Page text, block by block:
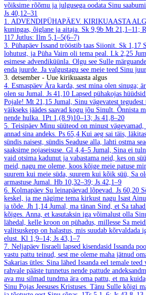
võiksime rõõmu ja julgusega oodata Sinu
Js 40,12–31
1. ADVENDIPÜHAPÄEV. KIRIKUAASTA
kuningas, õiglane ja aitaja. Sk 9,9b Mt 21,1–11;
117 Jutlus: Ilm 5,1–5(6–7)
3. Pühapäev Issand trööstib taas Siionit. Sk 1,17
lohutust, ja Püha Vaim oli tema peal. Lk 2,25
esimese advendiküünla. Olgu see Sulle
enda juurde. Ja valgustagu see meie teed Sinu
3. detsember - Uue kirikuaasta algus
4. Esmaspäev Ära karda, sest mina olen sinuga;
olen su Jumal. Js 41,10 Lapsed pühakojas
Pojale! Mt 21,15 Jumal, Sinu vägevatest
väikseks jäädes saavad kogu jõu Sinult. Õnnista
nende hulka. 1Pt 1,(8.9)10–13; Js 41,8–20
5. Teisipäev Minu süüteod on minust vägevamad,
annad sina andeks. Ps 65,4 Kui aeg sai täis,
sündis naisest, sündis Seaduse alla, lahti ostma
saaksime pojaseisuse. Gl 4,4–5 Jumal, Sina ei
vaid otsima kadunut ja vabastama neid, kes on
meid, nagu me oleme, koos kõige meie patuse
suurem kui meie süda, suurem kui kõik süü, Sa
armastuse Jumal. Hb 10,32–39; Js 42,1–9
6. Kolmapäev Su leinapäevad lõpevad. Js 60,20
keskel, ja me nägime tema kirkust nagu Isast
ja tõde. Jh 1,14 Jumal, ma tänan Sind, et Sa
kõiges. Anna, et kasutaksin iga võimalust olla
lähedal, kelle kroon on pühadus, millesse Sa
valitsuskepp on halastus, mis suudab kõrvaldada
elust. Kl 1,9–14; Js 43,1–7
7. Neljapäev Iisraeli lapsed kisendasid Issanda
vastu pattu teinud, sest me oleme maha jätnud
Sakarias ütles: Sina lähed Issanda eel temale
rahvale pääste tunnetus nende pattude
ava mu silmad tundma ära oma pattu, et ma
Sinu Pojas Jeesuses Kristuses. Tänu Sulle kõigi